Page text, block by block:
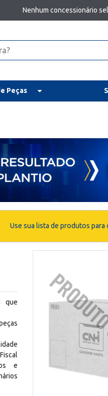
Nenhum concessionário
Peças
Use sua lista de produtos para
que
e